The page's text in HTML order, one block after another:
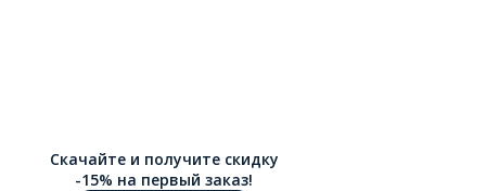
Скачайте и получите скидку
-15% на первый заказ!